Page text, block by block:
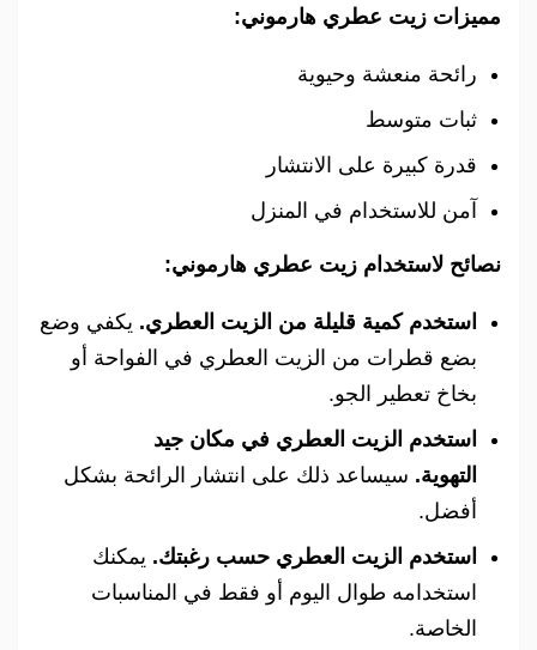
مميزات زيت عطري هارموني:
رائحة منعشة وحيوية
ثبات متوسط
قدرة كبيرة على الانتشار
آمن للاستخدام في المنزل
نصائح لاستخدام زيت عطري هارموني:
استخدم كمية قليلة من الزيت العطري. يكفي وضع
بضع قطرات من الزيت العطري في الفواحة أو
بخاخ تعطير الجو.
استخدم الزيت العطري في مكان جيد
التهوية. سيساعد ذلك على انتشار الرائحة بشكل
أفضل.
استخدم الزيت العطري حسب رغبتك. يمكنك
استخدامه طوال اليوم أو فقط في المناسبات
الخاصة.